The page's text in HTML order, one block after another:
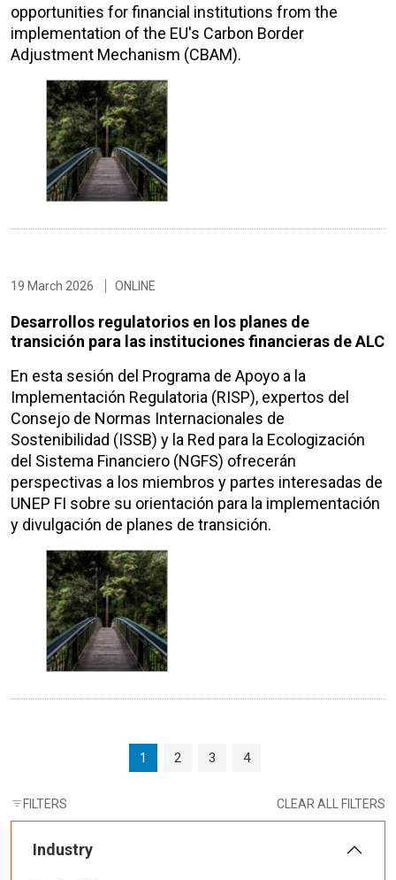
opportunities for financial institutions from the
implementation of the EU's Carbon Border
Adjustment Mechanism (CBAM).
19 March 2026 ONLINE
Desarrollos regulatorios en los planes de
transición para las instituciones financieras de ALC
En esta sesión del Programa de Apoyo a la
Implementación Regulatoria (RISP), expertos del
Consejo de Normas Internacionales de
Sostenibilidad (ISSB) y la Red para la Ecologización
del Sistema Financiero (NGFS) ofrecerán
perspectivas a los miembros y partes interesadas de
UNEP FI sobre su orientación para la implementación
y divulgación de planes de transición.
Current Page
1 Page
2 Page
3 Page
4
FILTERS CLEAR ALL FILTERS
Industry